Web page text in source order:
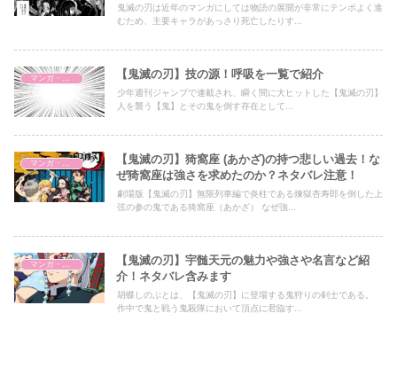
鬼滅の刃は近年のマンガにしては物語の展開が非常にテンポよく進
むため、主要キャラがあっさり死亡したりす...
【鬼滅の刃】技の源！呼吸を一覧で紹介
少年週刊ジャンプで連載され、瞬く間に大ヒットした【鬼滅の刃】
人を襲う【鬼】とその鬼を倒す存在として...
【鬼滅の刃】猗窩座 (あかざ)の持つ悲しい過去！な
ぜ猗窩座は強さを求めたのか？ネタバレ注意！
劇場版【鬼滅の刃】無限列車編で炎柱である煉獄杏寿郎を倒した上
弦の参の鬼である猗窩座（あかざ） なぜ強...
【鬼滅の刃】宇髄天元の魅力や強さや名言など紹
介！ネタバレ含みます
胡蝶しのぶとは、【鬼滅の刃】に登場する鬼狩りの剣士である。
作中で鬼と戦う鬼殺隊において頂点に君臨す...